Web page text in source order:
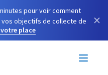
pour voir comment
objectifs de collecte de
place
×